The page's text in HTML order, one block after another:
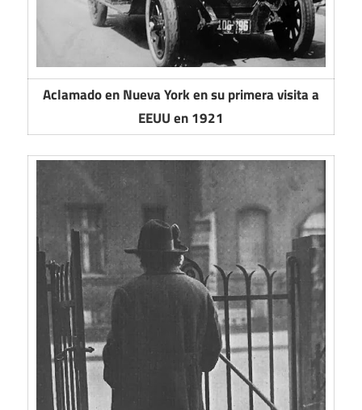
Aclamado en Nueva York en su primera visita a
EEUU en 1921